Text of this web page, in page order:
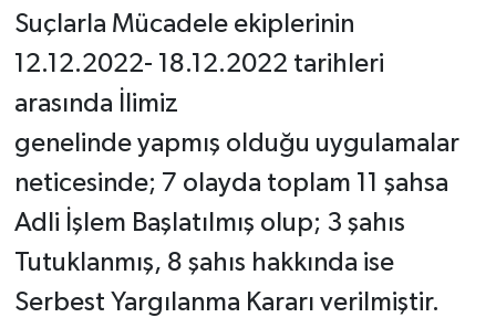
Suçlarla Mücadele ekiplerinin
12.12.2022- 18.12.2022 tarihleri
arasında İlimiz
genelinde yapmış olduğu uygulamalar
neticesinde; 7 olayda toplam 11 şahsa
Adli İşlem Başlatılmış olup; 3 şahıs
Tutuklanmış, 8 şahıs hakkında ise
Serbest Yargılanma Kararı verilmiştir.